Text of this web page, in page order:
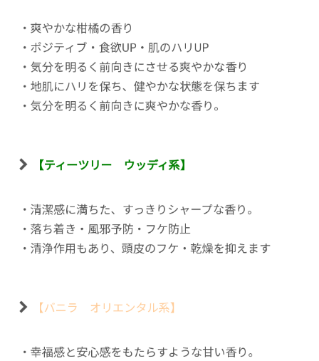
・爽やかな柑橘の香り
・ポジティブ・食欲UP・肌のハリUP
・気分を明るく前向きにさせる爽やかな香り
・地肌にハリを保ち、健やかな状態を保ちます
・気分を明るく前向きに爽やかな香り。
【ティーツリー ウッディ系】
・清潔感に満ちた、すっきりシャープな香り。
・落ち着き・風邪予防・フケ防止
・清浄作用もあり、頭皮のフケ・乾燥を抑えます
【バニラ オリエンタル系】
・幸福感と安心感をもたらすような甘い香り。